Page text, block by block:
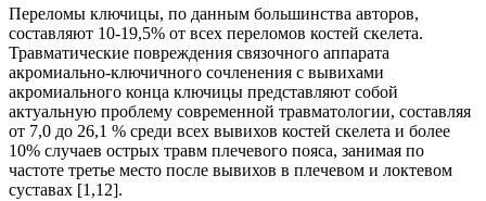
Переломы ключицы, по данным большинства авторов,
составляют 10-19,5% от всех переломов костей скелета.
Травматические повреждения связочного аппарата
акромиально-ключичного сочленения с вывихами
акромиального конца ключицы представляют собой
актуальную проблему современной травматологии, составляя
от 7,0 до 26,1 % среди всех вывихов костей скелета и более
10% случаев острых травм плечевого пояса, занимая по
частоте третье место после вывихов в плечевом и локтевом
суставах [1,12].